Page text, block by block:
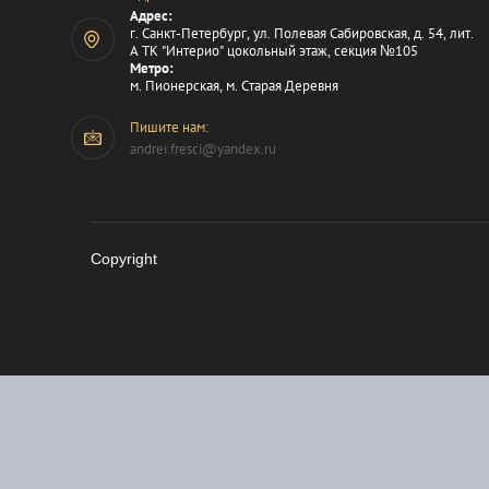
Адрес:
г. Санкт-Петербург, ул. Полевая Сабировская, д. 54, лит.
А ТК "Интерио" цокольный этаж, секция №105
Метро:
м. Пионерская, м. Старая Деревня
Пишите нам:
andrei.fresci@yandex.ru
Copyright